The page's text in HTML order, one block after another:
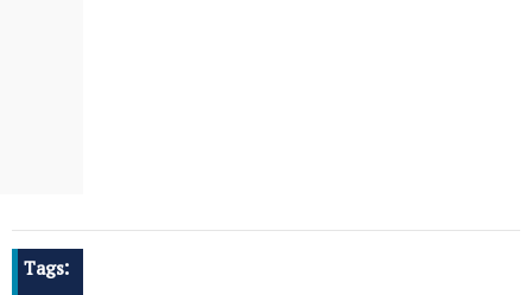
Tags: